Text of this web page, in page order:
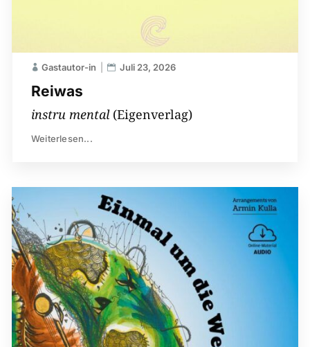
Reiwas
Gastautor-in Juli 23, 2026
instru mental(Eigenverlag)
Weiterlesen...